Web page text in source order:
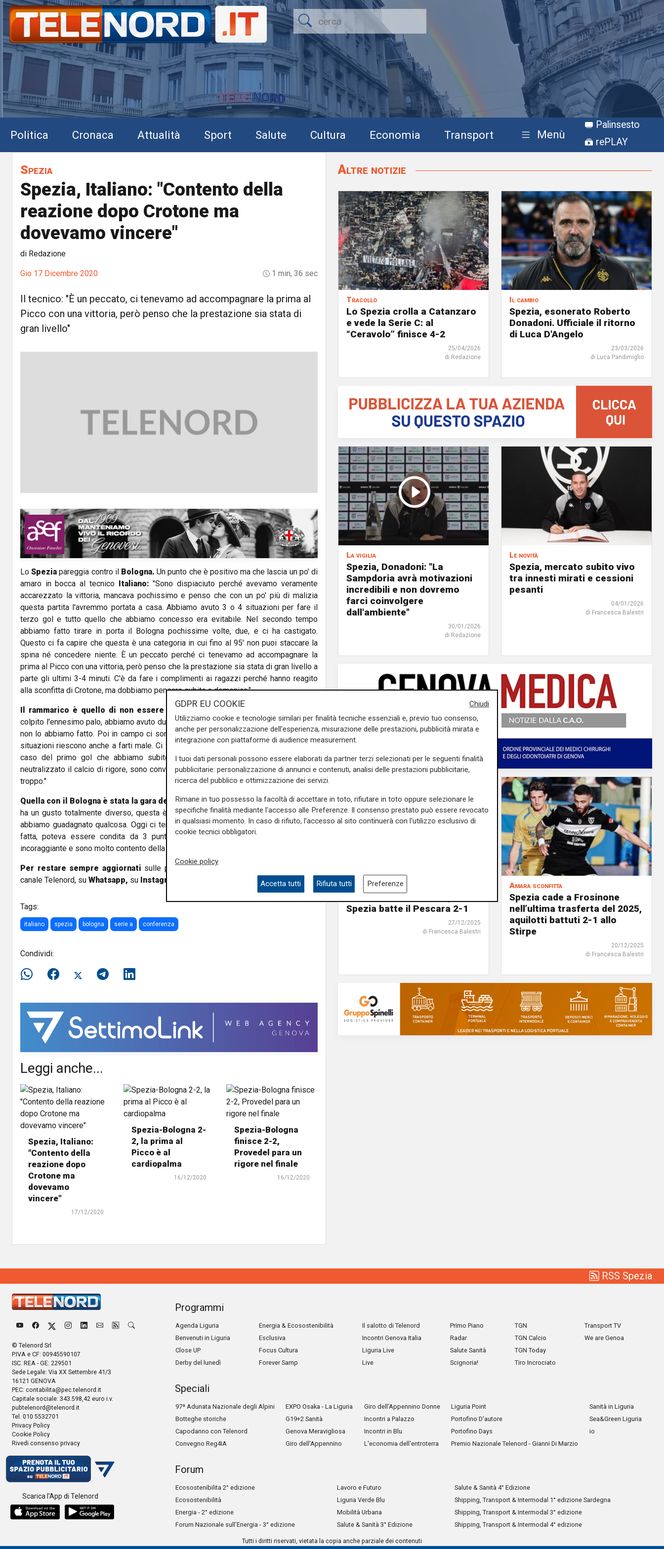
Politica Cronaca Attualità Sport Salute Cultura Economia Transport Menù
Palinsesto
rePLAY
Spezia
Spezia, Italiano: "Contento della
reazione dopo Crotone ma
dovevamo vincere"
di Redazione
Gio 17 Dicembre 2020 1 min, 36 sec
Il tecnico: "È un peccato, ci tenevamo ad accompagnare la prima al
Picco con una vittoria, però penso che la prestazione sia stata di
gran livello"
LoSpezia pareggia contro il Bologna. Un punto che è positivo ma che lascia un po' di
amaro in bocca al tecnico Italiano: "Sono dispiaciuto perché avevamo veramente
accarezzato la vittoria, mancava pochissimo e penso che con un po' più di malizia
questa partita l'avremmo portata a casa. Abbiamo avuto 3 o 4 situazioni per fare il
terzo gol e tutto quello che abbiamo concesso era evitabile. Nel secondo tempo
abbiamo fatto tirare in porta il Bologna pochissime volte, due, e ci ha castigato.
Questo ci fa capire che questa è una categoria in cui fino al 95' non puoi staccare la
spina né concedere niente. È un peccato perché ci tenevamo ad accompagnare la
prima al Picco con una vittoria, però penso che la prestazione sia stata di gran livello a
parte gli ultimi 3-4 minuti. C'è da fare i complimenti ai ragazzi perché hanno reagito
alla sconfitta di Crotone, ma dobbiamo pensare subito a domenica."
Il rammarico è quello di non essere riusciti a chiudere la partita:
colpito l'ennesimo palo, abbiamo avuto due situazioni in cui era da spingere in porta e
non lo abbiamo fatto. Poi in campo ci sono anche gli avversari che creano e in certe
situazioni riescono anche a farti male. Ci vuole anche un pizzico di fortuna, come nel
caso del primo gol che abbiamo subito. Dobbiamo dire grazie a Ivan per aver
neutralizzato il calcio di rigore, sono convinto che perdere questa gara sarebbe stato
troppo."
Quella con il Bologna è stata la gara del ritorno al Picco:"Giocare in casa per noi
ha un gusto totalmente diverso, questa è la nostra casa e da questo punto di vista
abbiamo guadagnato qualcosa. Oggi ci tenevamo a fare una grande gara e l'abbiamo
fatta, poteva essere condita da 3 punti, non sono arrivati ma la prestazione è
incoraggiante e sono molto contento della risposta che ho avuto dai ragazzi."
Per restare sempre aggiornati sulle principali notizie sulla Liguria seguiteci sul
canale Telenord, su Whatsapp, su Instagram Facebook.
Tags:
italiano spezia bologna serie a conferenza
Condividi:
Leggi anche...
Spezia, Italiano:
"Contento della
reazione dopo
Crotone ma
dovevamo
vincere"
17/12/2020
Spezia-Bologna 2-
2, la prima al
Picco è al
cardiopalma
16/12/2020
Spezia-Bologna
finisce 2-2,
Provedel para un
rigore nel finale
16/12/2020
Altre notizie
Tracollo
Lo Spezia crolla a Catanzaro
e vede la Serie C: al
“Ceravolo” finisce 4-2
25/04/2026
di Redazione
Il cambio
Spezia, esonerato Roberto
Donadoni. Ufficiale il ritorno
di Luca D'Angelo
23/03/2026
di Luca Pandimiglio
La vigilia
Spezia, Donadoni: "La
Sampdoria avrà motivazioni
incredibili e non dovremo
farci coinvolgere
dall'ambiente"
30/01/2026
di Redazione
Le novità
Spezia, mercato subito vivo
tra innesti mirati e cessioni
pesanti
04/01/2026
di Francesca Balestri
Tre punti
Artistico eroe al Picco, lo
Spezia batte il Pescara 2-1
27/12/2025
di Francesca Balestri
Amara sconfitta
Spezia cade a Frosinone
nell’ultima trasferta del 2025,
aquilotti battuti 2-1 allo
Stirpe
20/12/2025
di Francesca Balestri
RSS Spezia
© Telenord Srl
P.IVA e CF: 00945590107
ISC. REA - GE: 229501
Sede Legale: Via XX Settembre 41/3
16121 GENOVA
PEC: contabilita@pec.telenord.it
Capitale sociale: 343.598,42 euro i.v.
pubtelenord@telenord.it
Tel. 010 5532701
Privacy Policy
Cookie Policy
Rivedi consenso privacy
Scarica l'App di Telenord
Programmi
Agenda Liguria
Benvenuti in Liguria
Close UP
Derby del lunedì
Energia & Ecosostenibilità
Esclusiva
Focus Cultura
Forever Samp
Il salotto di Telenord
Incontri Genova Italia
Liguria Live
Live
Primo Piano
Radar
Salute Sanità
Scignoria!
TGN
TGN Calcio
TGN Today
Tiro Incrociato
Transport TV
We are Genoa
Speciali
97ª Adunata Nazionale degli Alpini
Botteghe storiche
Capodanno con Telenord
Convegno Reg4IA
EXPO Osaka - La Liguria
G19+2 Sanità
Genova Meravigliosa
Giro dell'Appennino
Giro dell'Appennino Donne
Incontri a Palazzo
Incontri in Blu
L'economia dell'entroterra
Liguria Point
Portofino D'autore
Portofino Days
Premio Nazionale Telenord - Gianni Di Marzio
Sanità in Liguria
Sea&Green Liguria
io
Forum
Ecosostenibilita 2° edizione
Ecosostenibilità
Energia - 2° edizione
Forum Nazionale sull’Energia - 3° edizione
Lavoro e Futuro
Liguria Verde Blu
Mobilità Urbana
Salute & Sanità 3° Edizione
Salute & Sanità 4° Edizione
Shipping, Transport & Intermodal 1° edizione Sardegna
Shipping, Transport & Intermodal 3° edizione
Shipping, Transport & Intermodal 4° edizione
Tutti i diritti riservati, vietata la copia anche parziale dei contenuti
Chiudi
GDPR EU COOKIE
Utilizziamo cookie e tecnologie similari per finalità tecniche essenziali e, previo tuo consenso,
anche per personalizzazione dell'esperienza, misurazione delle prestazioni, pubblicità mirata e
integrazione con piattaforme di audience measurement.
I tuoi dati personali possono essere elaborati da partner terzi selezionati per le seguenti finalità
pubblicitarie: personalizzazione di annunci e contenuti, analisi delle prestazioni pubblicitarie,
ricerca del pubblico e ottimizzazione dei servizi.
Rimane in tuo possesso la facoltà di accettare in toto, rifiutare in toto oppure selezionare le
specifiche finalità mediante l'accesso alle Preferenze. Il consenso prestato può essere revocato
in qualsiasi momento. In caso di rifiuto, l'accesso al sito continuerà con l'utilizzo esclusivo di
cookie tecnici obbligatori.
Cookie policy
Accetta tutti Rifiuta tutti Preferenze